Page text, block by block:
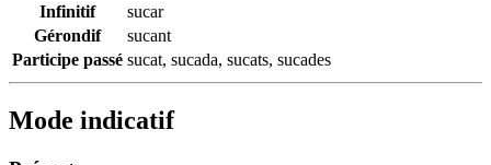
Infinitif
sucar
Gérondif
sucant
Participe passé sucat, sucada, sucats, sucades
Mode indicatif